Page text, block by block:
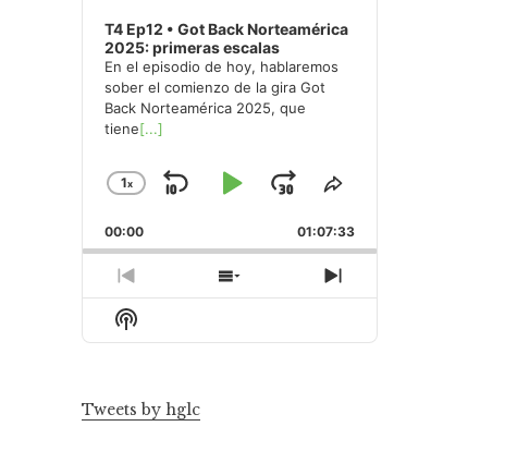
T4 Ep12 • Got Back Norteamérica
2025: primeras escalas
En el episodio de hoy, hablaremos
sober el comienzo de la gira Got
Back Norteamérica 2025, que
tiene[...]
Change
Rate
1x
Skip
Backward
Play
Pause
Jump
Forward
Share
Episode
00:00 01:07:33
Previous
Episode
Show
Episodes
Next
Episode
Show
Podcast
Tweets by hglc